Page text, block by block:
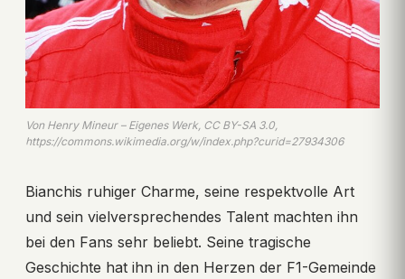
Von Henry Mineur – Eigenes Werk, CC BY-SA 3.0,
https://commons.wikimedia.org/w/index.php?curid=27934306
Bianchis ruhiger Charme, seine respektvolle Art
und sein vielversprechendes Talent machten ihn
bei den Fans sehr beliebt. Seine tragische
Geschichte hat ihn in den Herzen der F1-Gemeinde